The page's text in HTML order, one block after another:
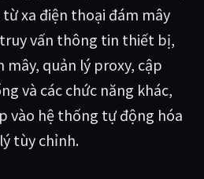
xa điện thoại đám mây
vấn thông tin thiết bị,
mây, quản lý proxy, cập
và các chức năng khác,
vào hệ thống tự động hóa
tùy chỉnh.